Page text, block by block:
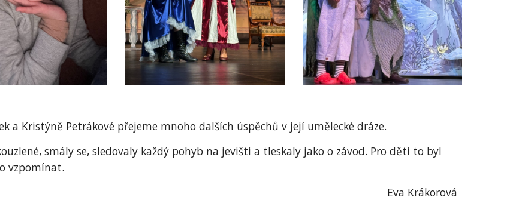
a Kristýně Petrákové přejeme mnoho dalších úspěchů v její umělecké dráze.
smály se, sledovaly každý pohyb na jevišti a tleskaly jako o závod. Pro děti to byl
vzpomínat.
Eva Krákorová